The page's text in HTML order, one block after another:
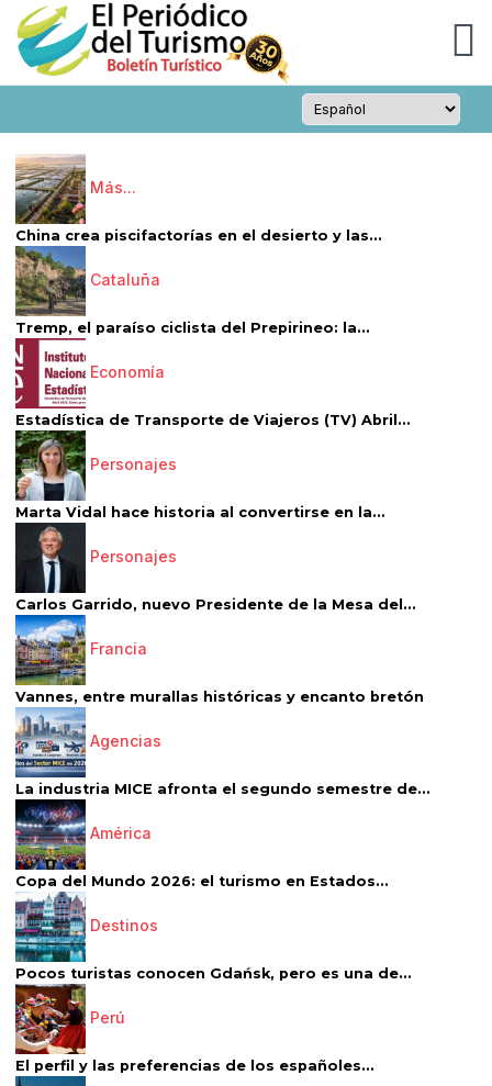
Más...
China crea piscifactorías en el desierto y las...
Cataluña
Tremp, el paraíso ciclista del Prepirineo: la...
Economía
Estadística de Transporte de Viajeros (TV) Abril...
Personajes
Marta Vidal hace historia al convertirse en la...
Personajes
Carlos Garrido, nuevo Presidente de la Mesa del...
Francia
Vannes, entre murallas históricas y encanto bretón
Agencias
La industria MICE afronta el segundo semestre de...
América
Copa del Mundo 2026: el turismo en Estados...
Destinos
Pocos turistas conocen Gdańsk, pero es una de...
Perú
El perfil y las preferencias de los españoles...